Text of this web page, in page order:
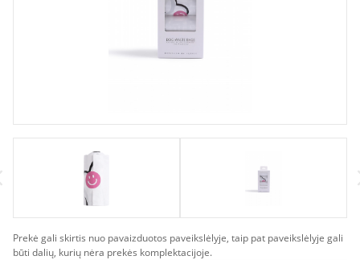
Prekė gali skirtis nuo pavaizduotos paveikslėlyje, taip pat paveikslėlyje gali
būti dalių, kurių nėra prekės komplektacijoje.